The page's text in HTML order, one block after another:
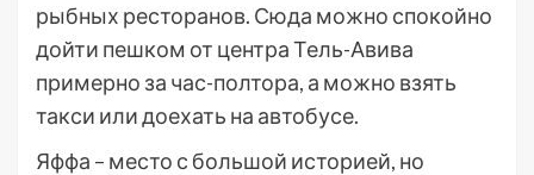
рыбных ресторанов. Сюда можно спокойно
дойти пешком от центра Тель-Авива
примерно за час-полтора, а можно взять
такси или доехать на автобусе.
Яффа – место с большой историей, но